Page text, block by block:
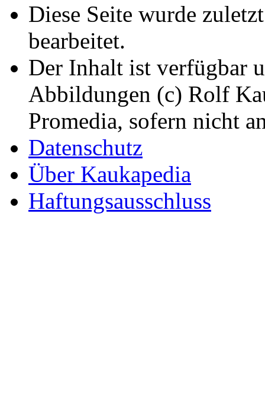
Diese Seite wurde
bearbeitet.
Der Inhalt ist verfügbar
Abbildungen (c) Rolf
Promedia, sofern nicht
Datenschutz
Über Kaukapedia
Haftungsausschluss